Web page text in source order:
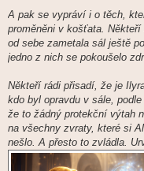
A pak se vypráví i o těch,
proměněni v košťata.
od sebe zametala sál ještě
jedno z nich se pokoušelo
Někteří rádi přisadí, že je
kdo byl opravdu v sále,
že to žádný protekční výtah
na všechny zvraty, které si
nešlo. A přesto to zvládla.